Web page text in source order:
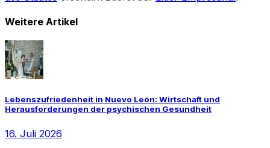
Weitere Artikel
Lebenszufriedenheit in Nuevo León: Wirtschaft und
Herausforderungen der psychischen Gesundheit
16. Juli 2026